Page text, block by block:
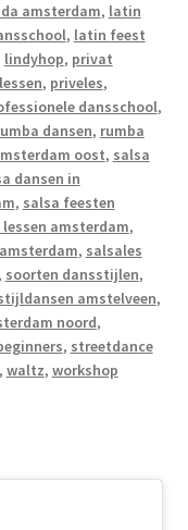
amsterdam, latin
, latin feest
lindyhop, privat
, priveles,
dansschool,
dansen, rumba
oost, salsa
dansen in
, salsa feesten
lessen amsterdam,
, salsales
, soorten dansstijlen,
amstelveen,
noord,
, streetdance
, waltz, workshop